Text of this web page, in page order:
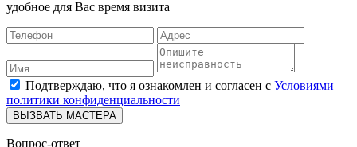
удобное для Вас время визита
Подтверждаю, что я ознакомлен и согласен с Условиями
политики конфиденциальности
ВЫЗВАТЬ МАСТЕРА
Вопрос-ответ